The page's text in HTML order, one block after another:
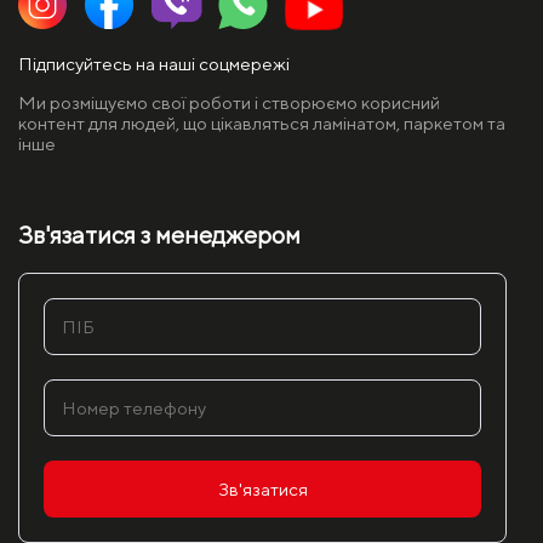
Підписуйтесь на наші соцмережі
Ми розміщуємо свої роботи і створюємо корисний
контент для людей, що цікавляться ламінатом, паркетом та
інше
Зв'язатися з менеджером
Зв'язатися